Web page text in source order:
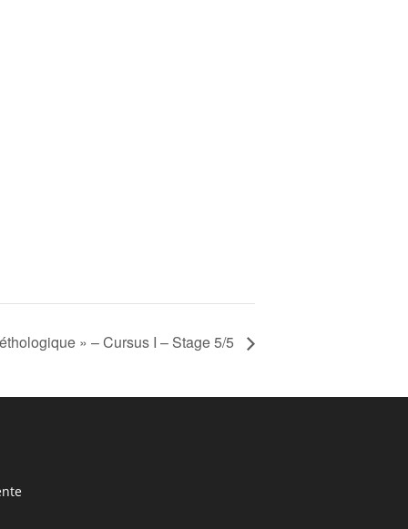
» – Cursus I – Stage 5/5